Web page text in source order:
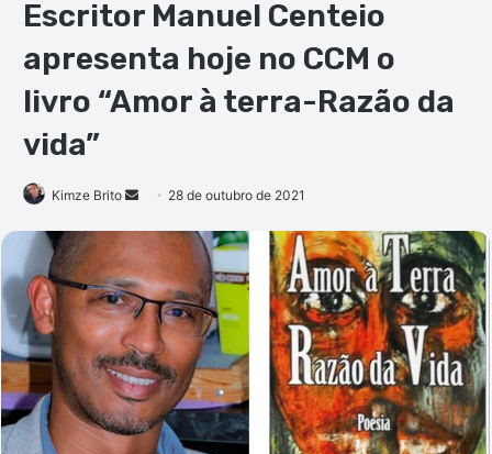
Escritor Manuel Centeio
apresenta hoje no CCM o
livro “Amor à terra-Razão da
vida”
Kimze Brito
Mande
mail
28 de outubro de 2021